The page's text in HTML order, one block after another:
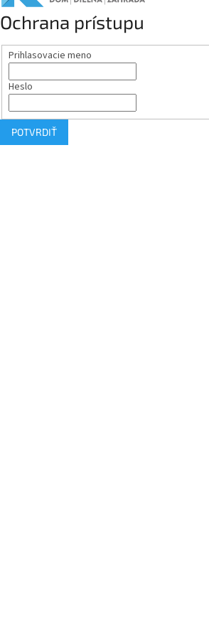
Ochrana prístupu
Prihlasovacie meno
Heslo
POTVRDIŤ